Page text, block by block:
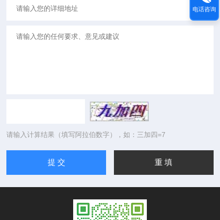
请输入计算结果（填写阿拉伯数字），如：三加四=7
电话咨询